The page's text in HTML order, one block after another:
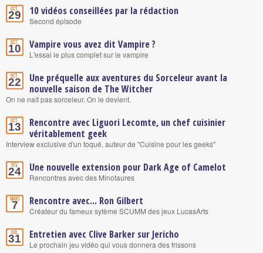
Oct.
29 10 vidéos conseillées par la rédaction
Second épisode
Oct.
10 Vampire vous avez dit Vampire ?
L'essai le plus complet sur le vampire
Oct.
22
Une préquelle aux aventures du Sorceleur avant la
nouvelle saison de The Witcher
On ne naît pas sorceleur. On le devient.
Oct.
13
Rencontre avec Liguori Lecomte, un chef cuisinier
véritablement geek
Interview exclusive d'un toqué, auteur de "Cuisine pour les geeks"
Fév.
24 Une nouvelle extension pour Dark Age of Camelot
Rencontres avec des Minotaures
Mars
7 Rencontre avec... Ron Gilbert
Créateur du fameux sytème SCUMM des jeux LucasArts
Juil.
31 Entretien avec Clive Barker sur Jericho
Le prochain jeu vidéo qui vous donnera des frissons